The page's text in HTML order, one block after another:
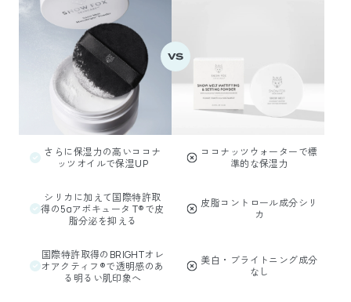
さらに保湿力の高いココナ
ッツオイルで保湿UP
ココナッツウォーターで標
準的な保湿力
シリカに加えて国際特許取
得の5αアボキュータ T®で皮
脂分泌を抑える
皮脂コントロール成分シリ
カ
国際特許取得のBRIGHTオレ
オアクティフ®で透明感のあ
る明るい肌印象へ
美白・ブライトニング成分
なし